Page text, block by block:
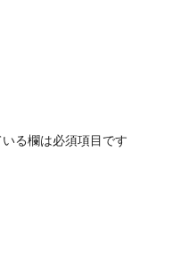
る欄は必須項目です